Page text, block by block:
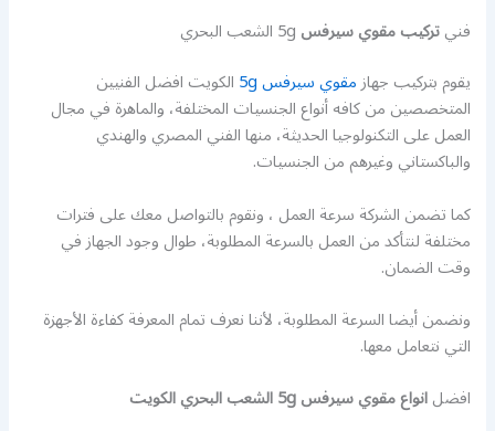
فنيتركيب مقوي سيرفس5g الشعب البحري
يقوم بتركيب جهازمقوي سيرفس 5g الكويت افضل الفنيين
المتخصصين من كافه أنواع الجنسيات المختلفة، والماهرة في مجال
العمل على التكنولوجيا الحديثة، منها الفني المصري والهندي
والباكستاني وغيرهم من الجنسيات.
كما تضمن الشركة سرعة العمل ، ونقوم بالتواصل معك على فترات
مختلفة لنتأكد من العمل بالسرعة المطلوبة، طوال وجود الجهاز في
وقت الضمان.
ونضمن أيضا السرعة المطلوبة، لأننا نعرف تمام المعرفة كفاءة الأجهزة
التي نتعامل معها.
افضلانواع مقوي سيرفس 5g الشعب البحري الكويت